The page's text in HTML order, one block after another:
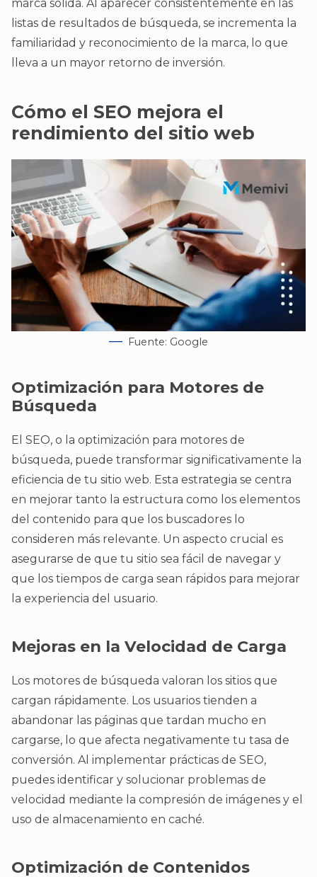
marca sólida. Al aparecer consistentemente en las
listas de resultados de búsqueda, se incrementa la
familiaridad y reconocimiento de la marca, lo que
lleva a un mayor retorno de inversión.
Cómo el SEO mejora el
rendimiento del sitio web
Fuente: Google
Optimización para Motores de
Búsqueda
El SEO, o la optimización para motores de
búsqueda, puede transformar significativamente la
eficiencia de tu sitio web. Esta estrategia se centra
en mejorar tanto la estructura como los elementos
del contenido para que los buscadores lo
consideren más relevante. Un aspecto crucial es
asegurarse de que tu sitio sea fácil de navegar y
que los tiempos de carga sean rápidos para mejorar
la experiencia del usuario.
Mejoras en la Velocidad de Carga
Los motores de búsqueda valoran los sitios que
cargan rápidamente. Los usuarios tienden a
abandonar las páginas que tardan mucho en
cargarse, lo que afecta negativamente tu tasa de
conversión. Al implementar prácticas de SEO,
puedes identificar y solucionar problemas de
velocidad mediante la compresión de imágenes y el
uso de almacenamiento en caché.
Optimización de Contenidos